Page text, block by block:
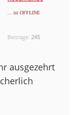
... ist OFFLINE
Beiträge: 245
ausgezehrt